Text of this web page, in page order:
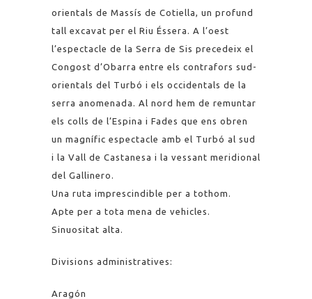
orientals de Massís de Cotiella, un profund
tall excavat per el Riu Éssera. A l’oest
l’espectacle de la Serra de Sis precedeix el
Congost d’Obarra entre els contrafors sud-
orientals del Turbó i els occidentals de la
serra anomenada. Al nord hem de remuntar
els colls de l’Espina i Fades que ens obren
un magnífic espectacle amb el Turbó al sud
i la Vall de Castanesa i la vessant meridional
del Gallinero.
Una ruta imprescindible per a tothom.
Apte per a tota mena de vehicles.
Sinuositat alta.
Divisions administratives:
Aragón